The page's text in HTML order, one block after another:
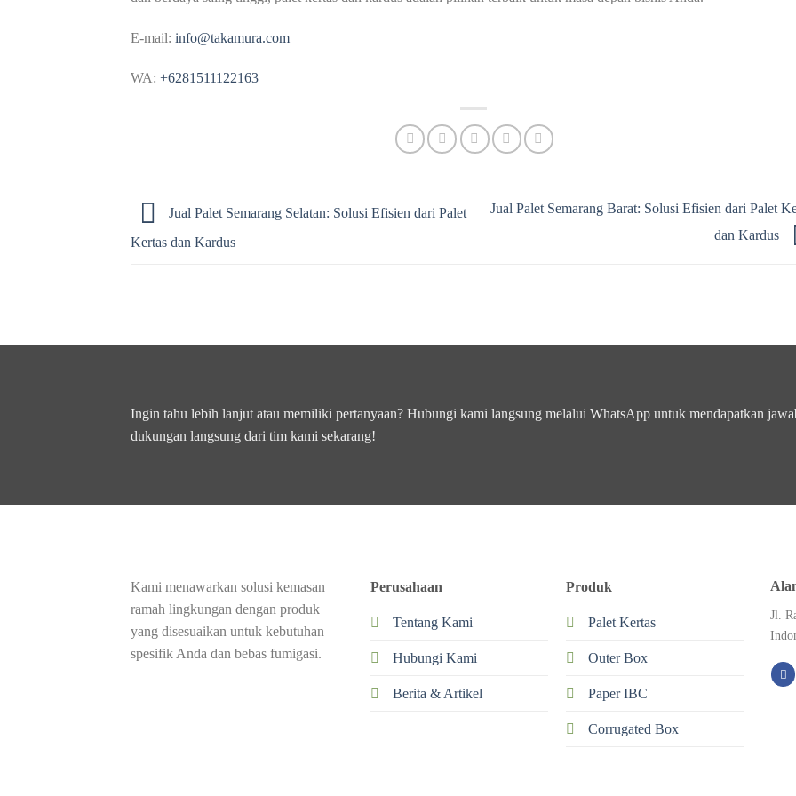
E-mail: info@takamura.com
WA: +6281511122163
Jual Palet Semarang Selatan: Solusi Efisien dari Palet
Kertas dan Kardus
Jual Palet Semarang Barat: Solusi Efisien dari Palet
dan Kardus
Ingin tahu lebih lanjut atau memiliki pertanyaan? Hubungi kami langsung melalui WhatsApp untuk mendapatkan
dukungan langsung dari tim kami sekarang!
Kami menawarkan solusi kemasan
ramah lingkungan dengan produk
yang disesuaikan untuk kebutuhan
spesifik Anda dan bebas fumigasi.
Perusahaan
Tentang Kami
Hubungi Kami
Berita & Artikel
Produk
Palet Kertas
Outer Box
Paper IBC
Corrugated Box
Jl.